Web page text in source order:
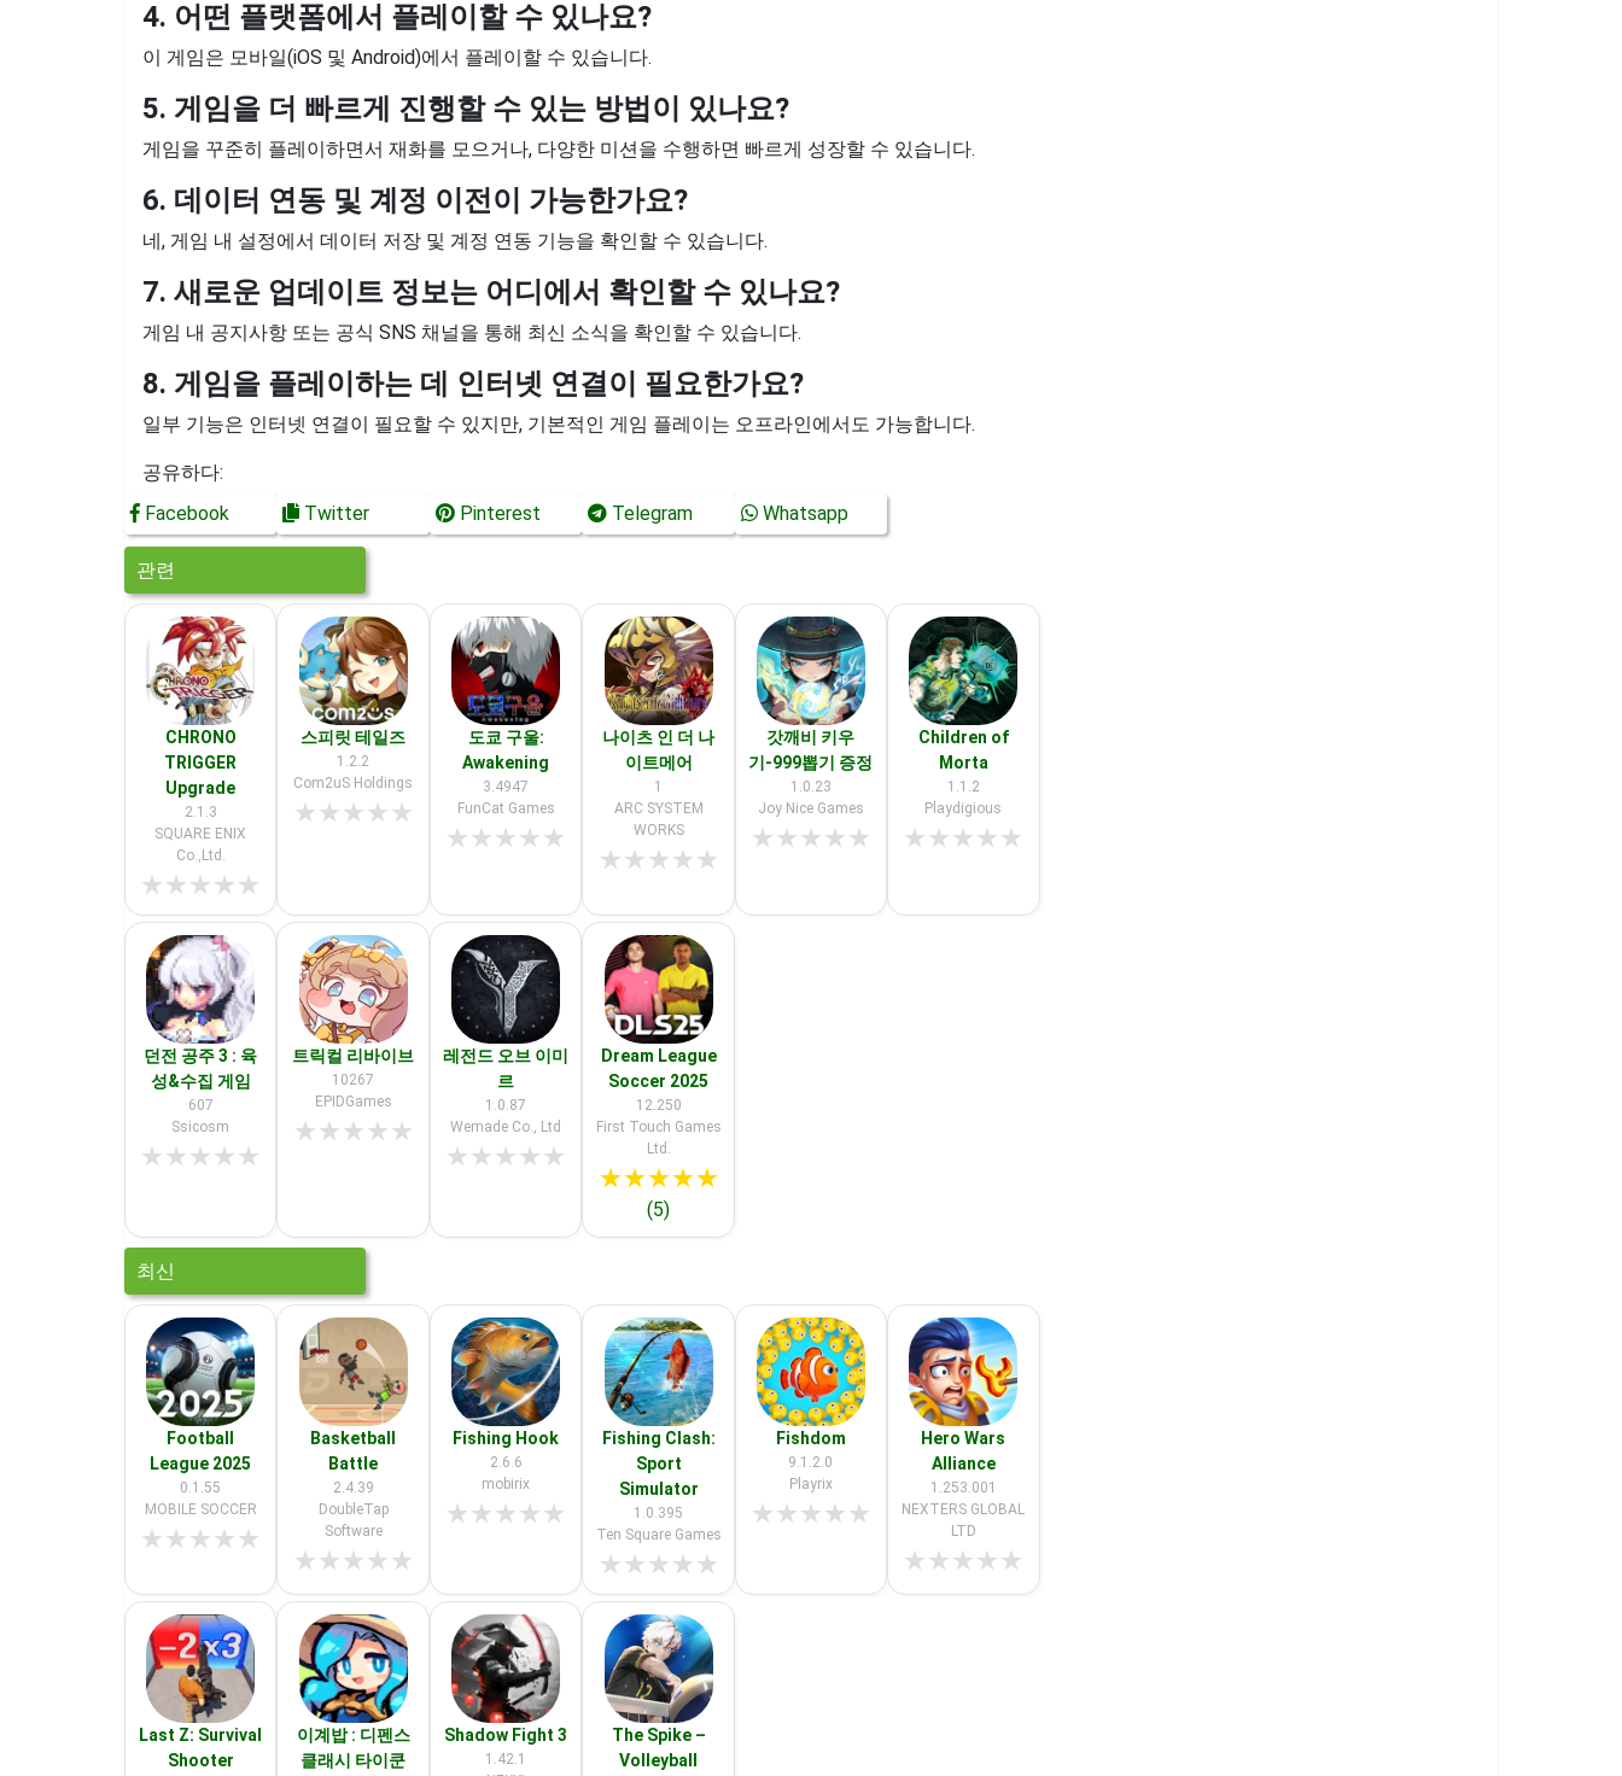
4. 어떤 플랫폼에서 플레이할 수 있나요?
이 게임은 모바일(iOS 및 Android)에서 플레이할 수 있습니다.
5. 게임을 더 빠르게 진행할 수 있는 방법이 있나요?
게임을 꾸준히 플레이하면서 재화를 모으거나, 다양한 미션을 수행하면 빠르게 성장할 수 있습니다.
6. 데이터 연동 및 계정 이전이 가능한가요?
네, 게임 내 설정에서 데이터 저장 및 계정 연동 기능을 확인할 수 있습니다.
7. 새로운 업데이트 정보는 어디에서 확인할 수 있나요?
게임 내 공지사항 또는 공식 SNS 채널을 통해 최신 소식을 확인할 수 있습니다.
8. 게임을 플레이하는 데 인터넷 연결이 필요한가요?
일부 기능은 인터넷 연결이 필요할 수 있지만, 기본적인 게임 플레이는 오프라인에서도 가능합니다.
공유하다:
Facebook
Twitter Pinterest Telegram Whatsapp
관련
CHRONO
TRIGGER
Upgrade
2.1.3
SQUARE ENIX
Co.,Ltd.
★★★★★
스피릿 테일즈
1.2.2
Com2uS Holdings
★★★★★
도쿄 구울:
Awakening
3.4947
FunCat Games
★★★★★
나이츠 인 더 나
이트메어
1
ARC SYSTEM
WORKS
★★★★★
갓깨비 키우
기-999뽑기 증정
1.0.23
Joy Nice Games
★★★★★
Children of
Morta
1.1.2
Playdigious
★★★★★
던전 공주 3 : 육
성&수집 게임
607
Ssicosm
★★★★★
트릭컬 리바이브
10267
EPIDGames
★★★★★
레전드 오브 이미
르
1.0.87
Wemade Co., Ltd
★★★★★
Dream League
Soccer 2025
12.250
First Touch Games
Ltd.
★★★★★
(5)
최신
Football
League 2025
0.1.55
MOBILE SOCCER
★★★★★
Basketball
Battle
2.4.39
DoubleTap
Software
★★★★★
Fishing Hook
2.6.6
mobirix
★★★★★
Fishing Clash:
Sport
Simulator
1.0.395
Ten Square Games
★★★★★
Fishdom
9.1.2.0
Playrix
★★★★★
Hero Wars
Alliance
1.253.001
NEXTERS GLOBAL
LTD
★★★★★
Last Z: Survival
Shooter
이계밥 : 디펜스
클래시 타이쿤
Shadow Fight 3
1.42.1
The Spike –
Volleyball